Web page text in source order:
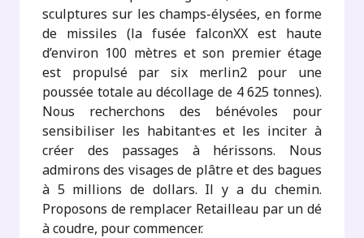
sculptures sur les champs-élysées, en forme
de missiles (la fusée falconXX est haute
d’environ 100 mètres et son premier étage
est propulsé par six merlin2 pour une
poussée totale au décollage de 4 625 tonnes).
Nous recherchons des bénévoles pour
sensibiliser les habitant·es et les inciter à
créer des passages à hérissons. Nous
admirons des visages de plâtre et des bagues
à 5 millions de dollars. Il y a du chemin.
Proposons de remplacer Retailleau par un dé
à coudre, pour commencer.